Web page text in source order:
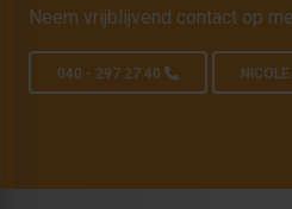
Neem vrijblijvend contact op
040 - 297 27 40